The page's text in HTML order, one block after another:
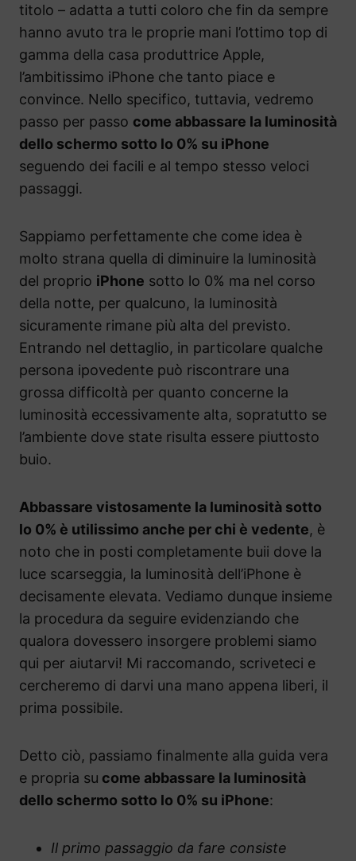
titolo – adatta a tutti coloro che fin da sempre
hanno avuto tra le proprie mani l’ottimo top di
gamma della casa produttrice Apple,
l’ambitissimo iPhone che tanto piace e
convince. Nello specifico, tuttavia, vedremo
passo per passo come abbassare la luminosità
dello schermo sotto lo 0% su iPhone
seguendo dei facili e al tempo stesso veloci
passaggi.
Sappiamo perfettamente che come idea è
molto strana quella di diminuire la luminosità
del proprio iPhone sotto lo 0% ma nel corso
della notte, per qualcuno, la luminosità
sicuramente rimane più alta del previsto.
Entrando nel dettaglio, in particolare qualche
persona ipovedente può riscontrare una
grossa difficoltà per quanto concerne la
luminosità eccessivamente alta, sopratutto se
l’ambiente dove state risulta essere piuttosto
buio.
Abbassare vistosamente la luminosità sotto
lo 0% è utilissimo anche per chi è vedente, è
noto che in posti completamente buii dove la
luce scarseggia, la luminosità dell’iPhone è
decisamente elevata. Vediamo dunque insieme
la procedura da seguire evidenziando che
qualora dovessero insorgere problemi siamo
qui per aiutarvi! Mi raccomando, scriveteci e
cercheremo di darvi una mano appena liberi, il
prima possibile.
Detto ciò, passiamo finalmente alla guida vera
e propria su come abbassare la luminosità
dello schermo sotto lo 0% su iPhone:
Il primo passaggio da fare consiste